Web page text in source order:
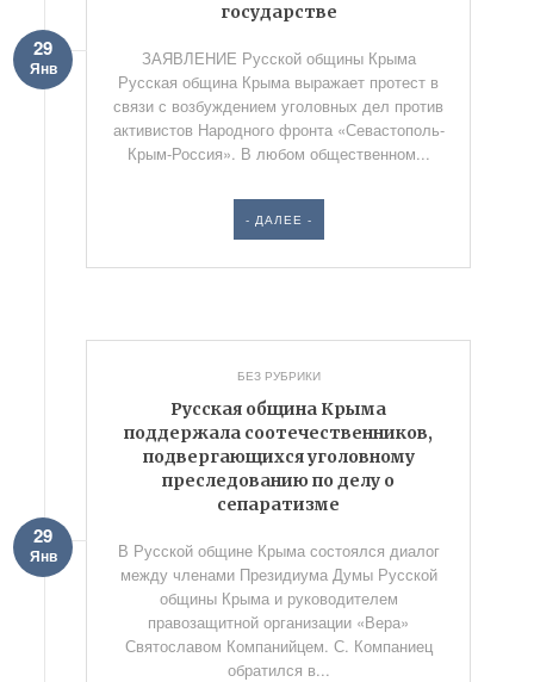
государстве
29
Янв
ЗАЯВЛЕНИЕ Русской общины Крыма
Русская община Крыма выражает протест в
связи с возбуждением уголовных дел против
активистов Народного фронта «Севастополь-
Крым-Россия». В любом общественном...
- ДАЛЕЕ -
БЕЗ РУБРИКИ
Русская община Крыма
поддержала соотечественников,
подвергающихся уголовному
преследованию по делу о
сепаратизме
29
Янв
В Русской общине Крыма состоялся диалог
между членами Президиума Думы Русской
общины Крыма и руководителем
правозащитной организации «Вера»
Святославом Компанийцем. С. Компаниец
обратился в...